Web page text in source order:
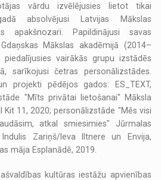
vārdu izvēlējusies lietot tikai
absolvējusi Latvijas Mākslas
apakšnozari. Papildinājusi savas
Mākslas akadēmijā (2014–
vairākās grupu izstādēs
sarīkojusi četras personālizstādes.
projekti pēdējos gados: ES_TEXT,
"Mīts privātai lietošanai" Māksla
Kit 11, 2020; personālizstāde "Mēs visi
atkal smiesimies" Jūrmalas
Zariņš/Ieva Iltnere un Envija,
māja Esplanādē, 2019.
kultūras iestāžu apvienības